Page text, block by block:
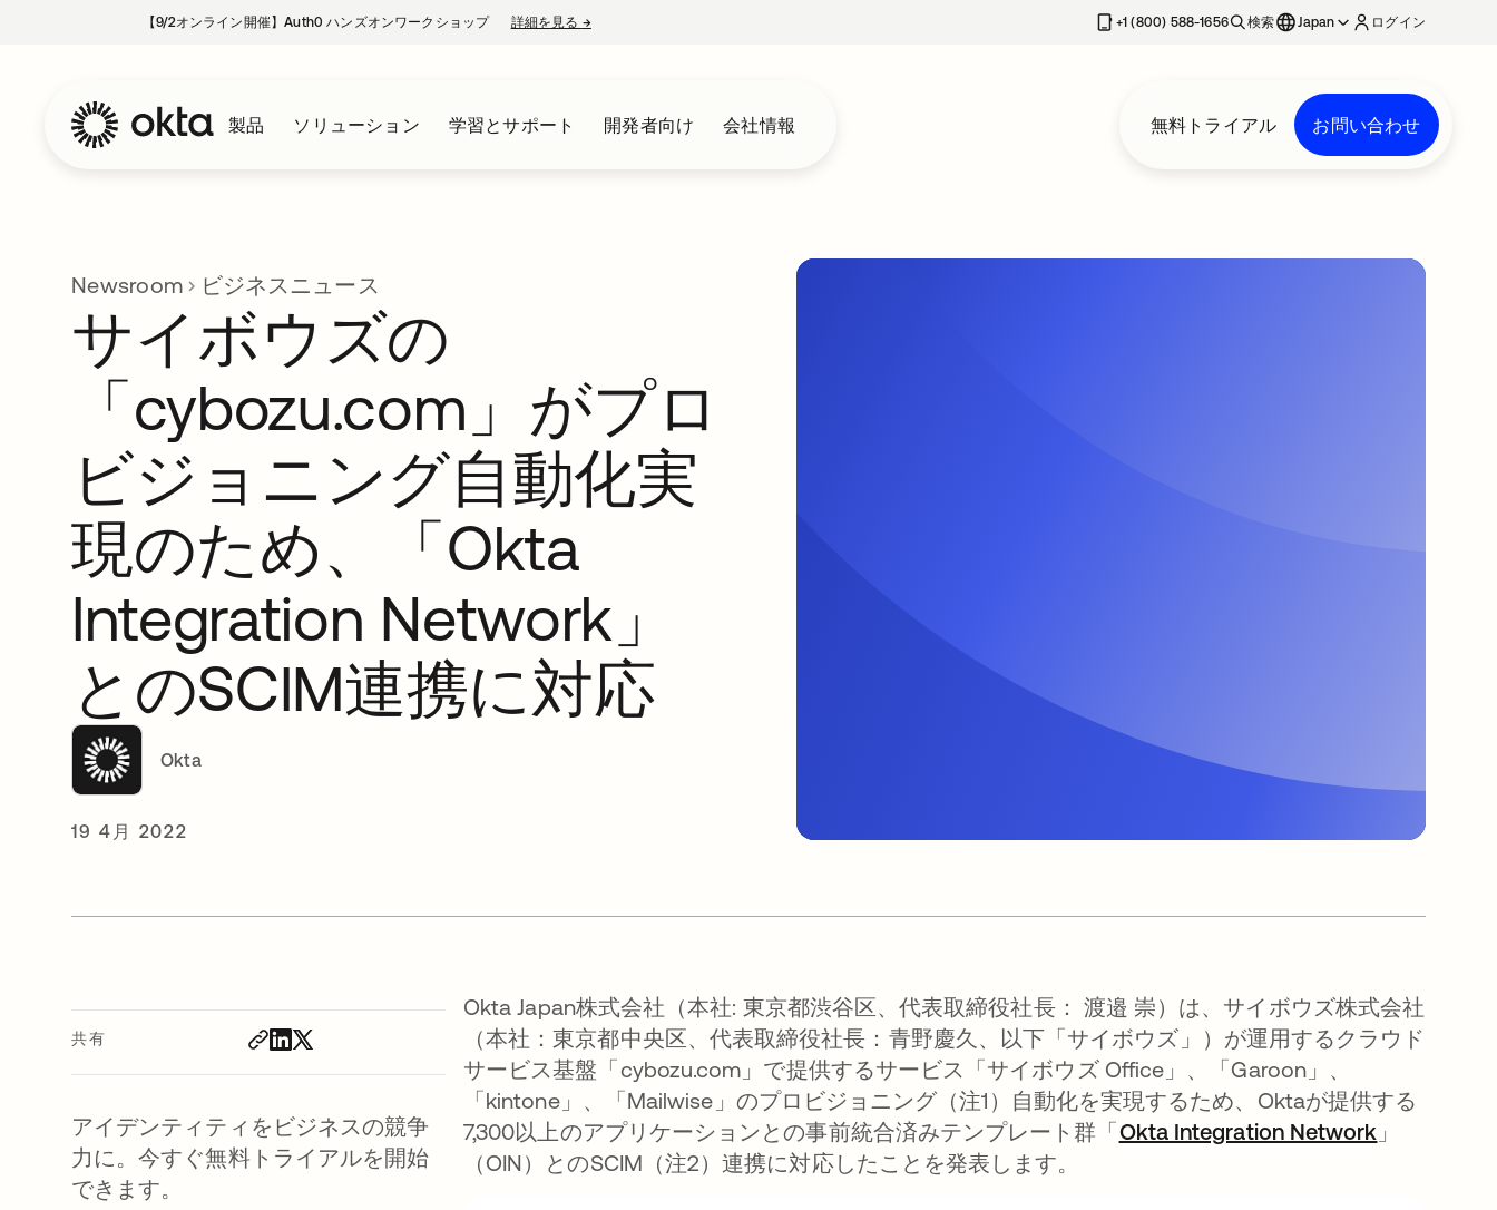
【9/2オンライン開催】Auth0 ハンズオンワークショップ 詳細を見る →新しいタブで開く +1 (800) 588-1656 検索 Japan ログイン
製品 ソリューション 学習とサポート 開発者向け 会社情報 無料トライアル お問い合わせ
Newsroom ビジネスニュース
サイボウズの
「cybozu.com」がプロ
ビジョニング自動化実
現のため、「Okta
Integration Network」
とのSCIM連携に対応
Okta
19 4月 2022
共有
アイデンティティをビジネスの競争
力に。今すぐ無料トライアルを開始
できます。
Okta Japan株式会社（本社: 東京都渋谷区、代表取締役社長： 渡邉 崇）は、サイボウズ株式会社
（本社：東京都中央区、代表取締役社長：青野慶久、以下「サイボウズ」）が運用するクラウド
サービス基盤「cybozu.com」で提供するサービス「サイボウズ Office」、「Garoon」、
「kintone」、「Mailwise」のプロビジョニング（注1）自動化を実現するため、Oktaが提供する
7,300以上のアプリケーションとの事前統合済みテンプレート群「Okta Integration Network 」
（OIN）とのSCIM（注2）連携に対応したことを発表します。